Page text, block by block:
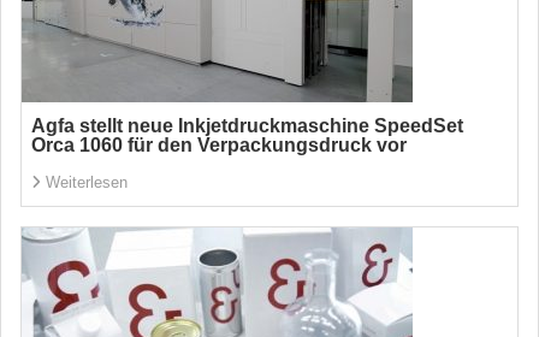
Agfa stellt neue Inkjetdruckmaschine SpeedSet
Orca 1060 für den Verpackungsdruck vor
Weiterlesen